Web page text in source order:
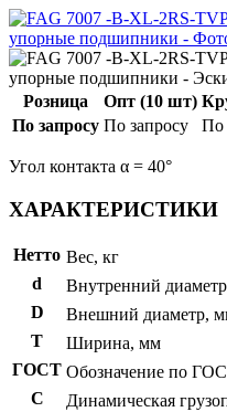
Розница Опт (10 шт)
По запросу По запросу По
Угол контакта α = 40°
ХАРАКТЕРИСТИКИ
Нетто Вес, кг
d
Внутренний
D
Внешний диаметр,
T
Ширина, мм
ГОСТ Обозначение по
C
Динамическая